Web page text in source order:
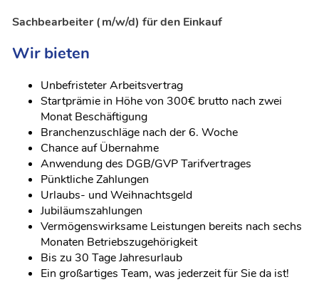
Sachbearbeiter (m/w/d) für den Einkauf
Wir bieten
Unbefristeter Arbeitsvertrag
Startprämie in Höhe von 300€ brutto nach zwei
Monat Beschäftigung
Branchenzuschläge nach der 6. Woche
Chance auf Übernahme
Anwendung des DGB/GVP Tarifvertrages
Pünktliche Zahlungen
Urlaubs- und Weihnachtsgeld
Jubiläumszahlungen
Vermögenswirksame Leistungen bereits nach sechs
Monaten Betriebszugehörigkeit
Bis zu 30 Tage Jahresurlaub
Ein großartiges Team, was jederzeit für Sie da ist!